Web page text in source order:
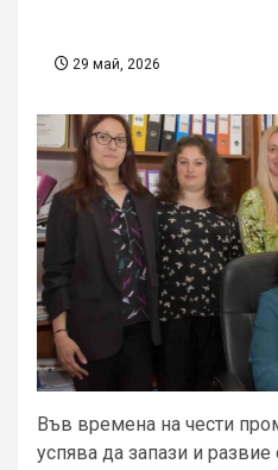
29 май, 2026
Във времена на чести
успява да запази и